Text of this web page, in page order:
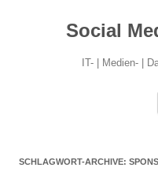
Social
IT- | Medien- |
SCHLAGWORT-ARCHIVE: